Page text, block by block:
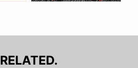
RELATED.